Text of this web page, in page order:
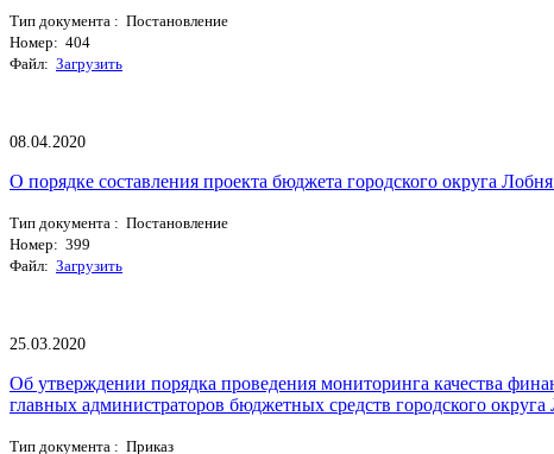
Тип документа : Постановление
Номер: 404
Файл: Загрузить
08.04.2020
О порядке составления проекта бюджета городского округа
Тип документа : Постановление
Номер: 399
Файл: Загрузить
25.03.2020
Об утверждении порядка проведения мониторинга качества
главных администраторов бюджетных средств городского округа
Тип документа : Приказ